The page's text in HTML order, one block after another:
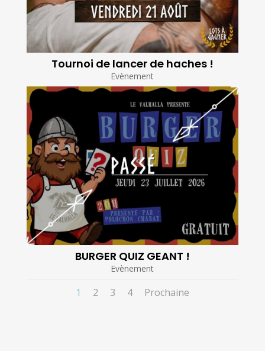
Tournoi de lancer de haches !
Evènement
BURGER QUIZ GEANT !
Evènement
1 2 3 4 Prochaine